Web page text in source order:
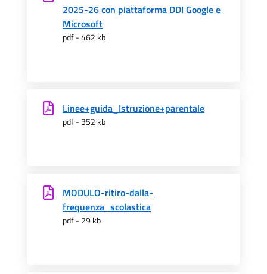
2025-26 con piattaforma DDI Google e
Microsoft
pdf - 462 kb
Linee+guida_Istruzione+parentale
pdf - 352 kb
MODULO-ritiro-dalla-
frequenza_scolastica
pdf - 29 kb